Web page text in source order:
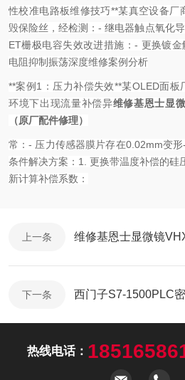
性校准电路板维修技巧**某真空设备厂
毁保险丝，经检测：- 继电器触点氧化
ET栅极电容失效改进措施：- 更换镀金
电阻抑制振荡深度维修案例分析
**案例1：压力补偿失效**某OLED面板
环境下出现流量补偿异维修基恩士显
（原厂配件修理）
常：- 压力传感器膜片存在0.02mm变形
条件解决方案： 1. 更换带温度补偿的硅
新计算补偿系数：
上一条
下一条
热线电话：